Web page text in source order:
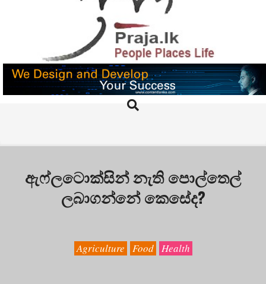
PRAJA.LK
Search
ඇෆ්ලටොක්සින් නැති පොල්තෙල්
ලබාගන්නේ කෙසේද?
Agriculture Food Health